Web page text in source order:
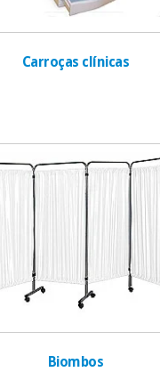
Carroças clínicas
Biombos